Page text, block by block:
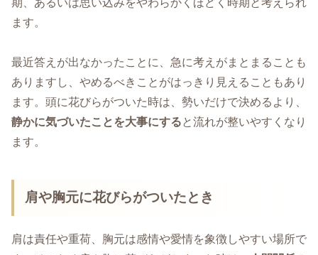
ます。
最近答えが出なかったことに、急に考えがまとまることも
ありますし、やめるべきことがはっきり見えることもあり
ます。頭に花びらがついた時は、勢いだけで決めるより、
静かに気づいたことを大事にすると流れが整いやすくなり
ます。
肩や胸元に花びらがついたとき
肩は責任や重荷、胸元は感情や愛情を象徴しやすい場所で